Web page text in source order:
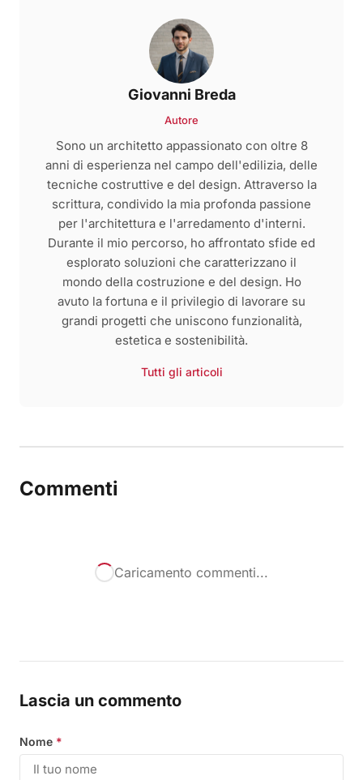
Giovanni Breda
Autore
Sono un architetto appassionato con oltre 8
anni di esperienza nel campo dell'edilizia, delle
tecniche costruttive e del design. Attraverso la
scrittura, condivido la mia profonda passione
per l'architettura e l'arredamento d'interni.
Durante il mio percorso, ho affrontato sfide ed
esplorato soluzioni che caratterizzano il
mondo della costruzione e del design. Ho
avuto la fortuna e il privilegio di lavorare su
grandi progetti che uniscono funzionalità,
estetica e sostenibilità.
Tutti gli articoli
Commenti
Caricamento commenti...
Lascia un commento
Nome *